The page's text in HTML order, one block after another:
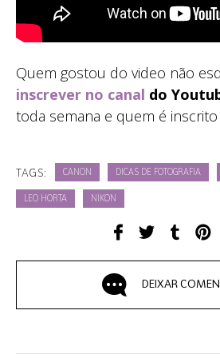
Quem gostou do video não
inscrever no canal do
toda semana e quem é
TAGS: CANON DICAS DE FOTOGRAFIA
LEO HORTA NIKON
DEIXAR